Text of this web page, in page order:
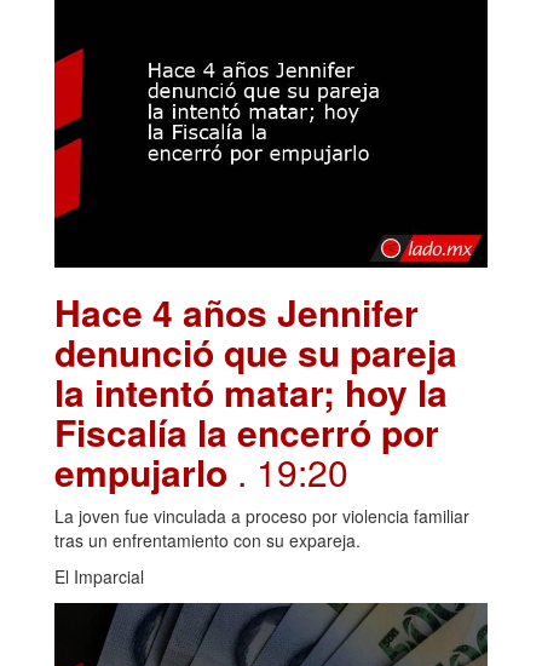
Hace 4 años Jennifer
denunció que su pareja
la intentó matar; hoy la
Fiscalía la encerró por
empujarlo . 19:20
La joven fue vinculada a proceso por violencia familiar
tras un enfrentamiento con su expareja.
El Imparcial